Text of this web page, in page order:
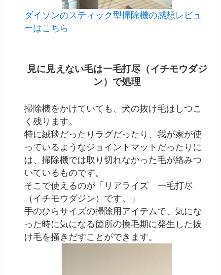
ダイソンのスティック型掃除機の感想レビュ
ーはこちら
見に見えない毛は一毛打尽（イチモウダジ
ン）で処理
掃除機をかけていても、犬の抜け毛はしつこ
く残ります。
特に絨毯だったりラグだったり、我が家が使
っているようなジョイントマットだったりに
は、掃除機では取り切れなかった毛が絡みつ
いているものです。
そこで使えるのが「リアライズ 一毛打尽
（イチモウダジン）です。」
手のひらサイズの掃除用アイテムで、気にな
った時に気になる箇所の換毛期に発生した抜
け毛を掻きだすことができます。